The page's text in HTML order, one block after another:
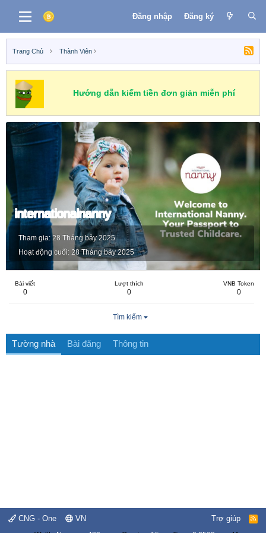
Đăng nhập Đăng ký
Trang Chủ Thành Viên
Hướng dẫn kiếm tiền đơn giản miễn phí
internationalnanny
Tham gia 28 Tháng bảy 2025
Hoạt động cuối 28 Tháng bảy 2025
Bài viết
0
Lượt thích
0
VNB Token
0
Tìm kiếm
Tường nhà Bài đăng Thông tin
CNG - One VN Trợ giúp
R